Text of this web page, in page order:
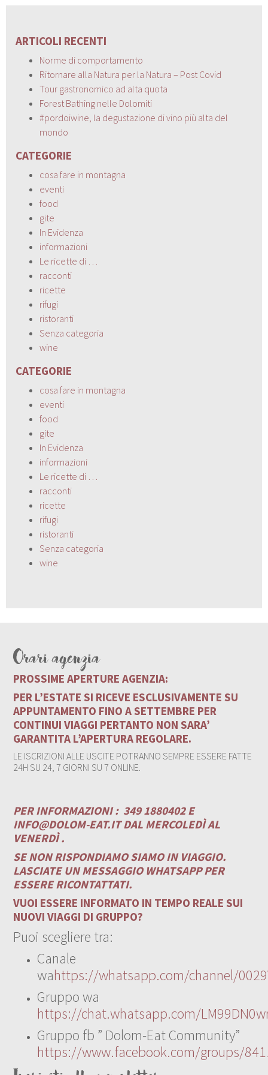
ARTICOLI RECENTI
Norme di comportamento
Ritornare alla Natura per la Natura – Post Covid
Tour gastronomico ad alta quota
Forest Bathing nelle Dolomiti
#pordoiwine, la degustazione di vino più alta del
mondo
CATEGORIE
cosa fare in montagna
eventi
food
gite
In Evidenza
informazioni
Le ricette di …
racconti
ricette
rifugi
ristoranti
Senza categoria
wine
CATEGORIE
cosa fare in montagna
eventi
food
gite
In Evidenza
informazioni
Le ricette di …
racconti
ricette
rifugi
ristoranti
Senza categoria
wine
Orari agenzia
PROSSIME APERTURE AGENZIA:
PER L’ESTATE SI RICEVE ESCLUSIVAMENTE SU
APPUNTAMENTO FINO A SETTEMBRE PER
CONTINUI VIAGGI PERTANTO NON SARA’
GARANTITA L’APERTURA REGOLARE.
LE ISCRIZIONI ALLE USCITE POTRANNO SEMPRE ESSERE FATTE
24H SU 24, 7 GIORNI SU 7 ONLINE.
PER INFORMAZIONI : 349 1880402 E
INFO@DOLOM-EAT.ITDAL MERCOLEDÌ AL
VENERDÌ .
SE NON RISPONDIAMO SIAMO IN VIAGGIO.
LASCIATE UN MESSAGGIO WHATSAPP PER
ESSERE RICONTATTATI.
VUOI ESSERE INFORMATO IN TEMPO REALE SUI
NUOVI VIAGGI DI GRUPPO?
Puoi scegliere tra:
Canale
wahttps://whatsapp.com/channel/
Gruppo wa
https://chat.whatsapp.com/
Gruppo fb ” Dolom-Eat Community”
https://www.facebook.com/groups/